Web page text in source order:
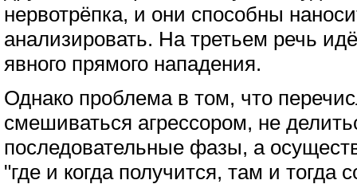
нервотрёпка, и они способны
анализировать. На третьем речь
явного прямого нападения.
Однако проблема в том, что
смешиваться агрессором, не
последовательные фазы, а
"где и когда получится, там и тогда